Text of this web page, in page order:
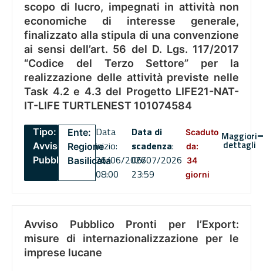
scopo di lucro, impegnati in attività non
economiche di interesse generale,
finalizzato alla stipula di una convenzione
ai sensi dell’art. 56 del D. Lgs. 117/2017
“Codice del Terzo Settore” per la
realizzazione delle attività previste nelle
Task 4.2 e 4.3 del Progetto LIFE21-NAT-
IT-LIFE TURTLENEST 101074584
Tipo:
Avviso
Pubblico
Ente:
Regione
Basilicata
Data
inizio:
26/06/2026
08:00
Data di
scadenza:
06/07/2026
23:59
Scaduto
da:
34
giorni
Maggiori
dettagli
Avviso Pubblico Pronti per l’Export:
misure di internazionalizzazione per le
imprese lucane